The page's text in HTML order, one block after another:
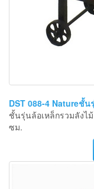
DST 088-4 Natureชั้
ชั้นรุ่นล้อเหล็กรวมลังไ
ซม.